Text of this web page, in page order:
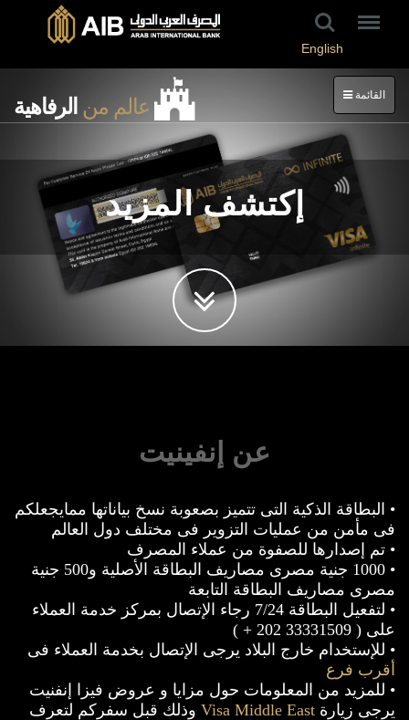
English
القائمة عالم من الرفاهية
إكتشف المزيد
عن إنفينيت
• البطاقة الذكية التى تتميز بصعوبة نسخ بياناتها ممايجعلكم
فى مأمن من عمليات التزوير فى مختلف دول العالم
• تم إصدارها للصفوة من عملاء المصرف
• 1000 جنية مصرى مصاريف البطاقة الأصلية و500 جنية
مصرى مصاريف البطاقة التابعة
• لتفعيل البطاقة 7/24 رجاء الإتصال بمركز خدمة العملاء
على ( 33331509 202 + )
• للإستخدام خارج البلاد يرجى الإتصال بخدمة العملاء فى
أقرب فرع
• للمزيد من المعلومات حول مزايا و عروض فيزا إنفنيت
يرجى زيارة Visa Middle East وذلك قبل سفركم لتعرف